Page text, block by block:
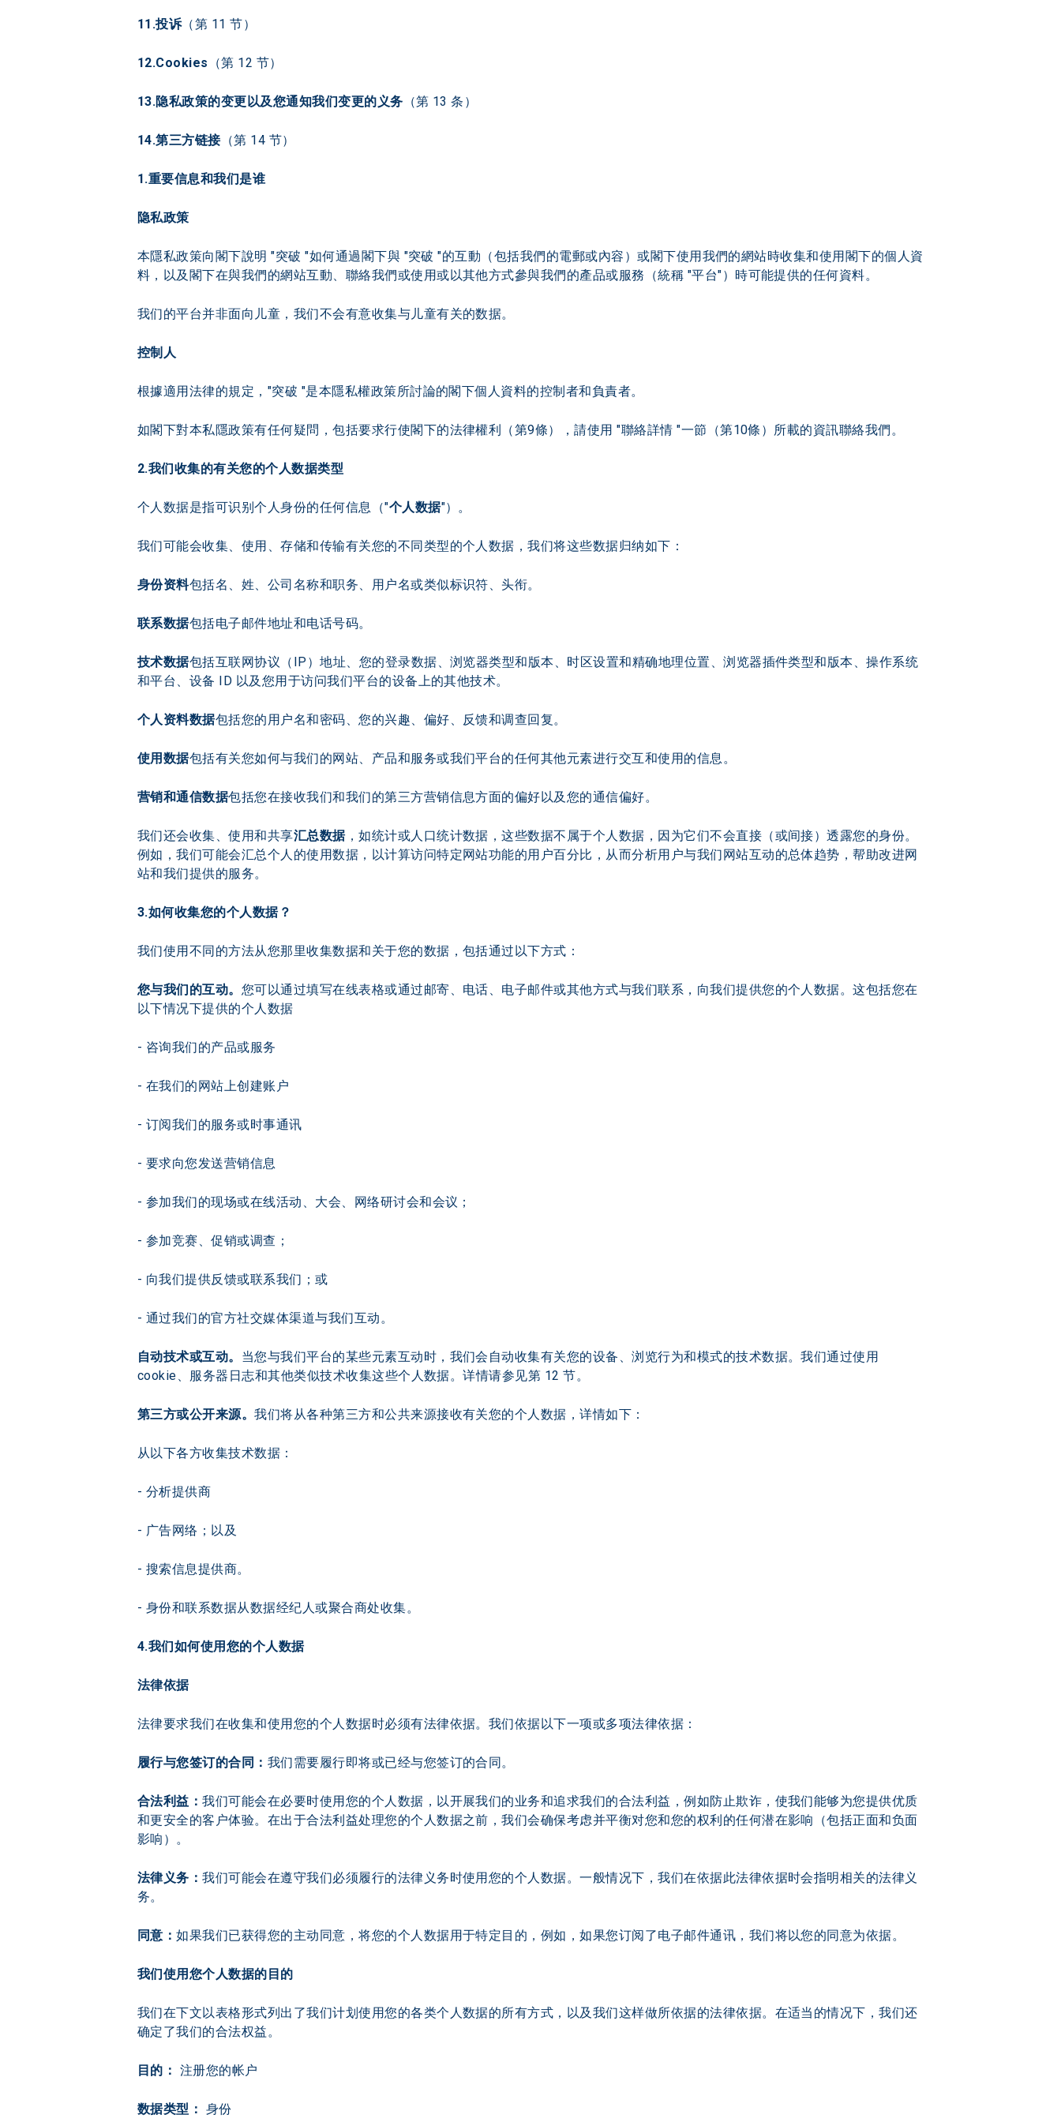
11.投诉（第 11 节）
12.Cookies （第 12 节）
13.隐私政策的变更以及您通知我们变更的义务 （第 13 条）
14.第三方链接（第 14 节）
1.重要信息和我们是谁
隐私政策
本隱私政策向閣下說明 "突破 "如何通過閣下與 "突破 "的互動（包括我們的電郵或內容）或閣下使用我們的網站時收集和使用閣下的個人資
料，以及閣下在與我們的網站互動、聯絡我們或使用或以其他方式參與我們的產品或服務（統稱 "平台"）時可能提供的任何資料。
我们的平台并非面向儿童，我们不会有意收集与儿童有关的数据。
控制人
根據適用法律的規定，"突破 "是本隱私權政策所討論的閣下個人資料的控制者和負責者。
如閣下對本私隱政策有任何疑問，包括要求行使閣下的法律權利（第9條），請使用 "聯絡詳情 "一節（第10條）所載的資訊聯絡我們。
2.我们收集的有关您的个人数据类型
个人数据是指可识别个人身份的任何信息（"个人数据"）。
我们可能会收集、使用、存储和传输有关您的不同类型的个人数据，我们将这些数据归纳如下：
身份资料包括名、姓、公司名称和职务、用户名或类似标识符、头衔。
联系数据包括电子邮件地址和电话号码。
技术数据包括互联网协议（IP）地址、您的登录数据、浏览器类型和版本、时区设置和精确地理位置、浏览器插件类型和版本、操作系统
和平台、设备 ID 以及您用于访问我们平台的设备上的其他技术。
个人资料数据包括您的用户名和密码、您的兴趣、偏好、反馈和调查回复。
使用数据包括有关您如何与我们的网站、产品和服务或我们平台的任何其他元素进行交互和使用的信息。
营销和通信数据包括您在接收我们和我们的第三方营销信息方面的偏好以及您的通信偏好。
我们还会收集、使用和共享汇总数据，如统计或人口统计数据，这些数据不属于个人数据，因为它们不会直接（或间接）透露您的身份。
例如，我们可能会汇总个人的使用数据，以计算访问特定网站功能的用户百分比，从而分析用户与我们网站互动的总体趋势，帮助改进网
站和我们提供的服务。
3.如何收集您的个人数据？
我们使用不同的方法从您那里收集数据和关于您的数据，包括通过以下方式：
您与我们的互动。 您可以通过填写在线表格或通过邮寄、电话、电子邮件或其他方式与我们联系，向我们提供您的个人数据。这包括您在
以下情况下提供的个人数据
- 咨询我们的产品或服务
- 在我们的网站上创建账户
- 订阅我们的服务或时事通讯
- 要求向您发送营销信息
- 参加我们的现场或在线活动、大会、网络研讨会和会议；
- 参加竞赛、促销或调查；
- 向我们提供反馈或联系我们；或
- 通过我们的官方社交媒体渠道与我们互动。
自动技术或互动。 当您与我们平台的某些元素互动时，我们会自动收集有关您的设备、浏览行为和模式的技术数据。我们通过使用
cookie、服务器日志和其他类似技术收集这些个人数据。详情请参见第 12 节。
第三方或公开来源。我们将从各种第三方和公共来源接收有关您的个人数据，详情如下：
从以下各方收集技术数据：
- 分析提供商
- 广告网络；以及
- 搜索信息提供商。
- 身份和联系数据从数据经纪人或聚合商处收集。
4.我们如何使用您的个人数据
法律依据
法律要求我们在收集和使用您的个人数据时必须有法律依据。我们依据以下一项或多项法律依据：
履行与您签订的合同： 我们需要履行即将或已经与您签订的合同。
合法利益：我们可能会在必要时使用您的个人数据，以开展我们的业务和追求我们的合法利益，例如防止欺诈，使我们能够为您提供优质
和更安全的客户体验。在出于合法利益处理您的个人数据之前，我们会确保考虑并平衡对您和您的权利的任何潜在影响（包括正面和负面
影响）。
法律义务：我们可能会在遵守我们必须履行的法律义务时使用您的个人数据。一般情况下，我们在依据此法律依据时会指明相关的法律义
务。
同意：如果我们已获得您的主动同意，将您的个人数据用于特定目的，例如，如果您订阅了电子邮件通讯，我们将以您的同意为依据。
我们使用您个人数据的目的
我们在下文以表格形式列出了我们计划使用您的各类个人数据的所有方式，以及我们这样做所依据的法律依据。在适当的情况下，我们还
确定了我们的合法权益。
目的： 注册您的帐户
数据类型： 身份